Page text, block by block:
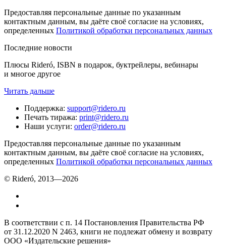
Предоставляя персональные данные по указанным
контактным данным, вы даёте своё согласие на условиях,
определенных Политикой обработки персональных данных
Последние новости
Плюсы Rideró, ISBN в подарок, буктрейлеры, вебинары
и многое другое
Читать дальше
Поддержка: support@ridero.ru
Печать тиража: print@ridero.ru
Наши услуги: order@ridero.ru
Предоставляя персональные данные по указанным
контактным данным, вы даёте своё согласие на условиях,
определенных Политикой обработки персональных данных
© Rideró, 2013—2026
В соответствии с п. 14 Постановления Правительства РФ
от 31.12.2020 N 2463, книги не подлежат обмену и возврату
ООО «Издательские решения»